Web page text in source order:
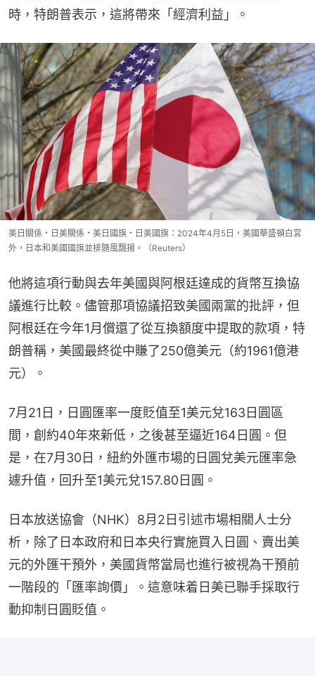
時，特朗普表示，這將帶來「經濟利益」。
美日關係・日美關係・美日國旗・日美國旗：2024年4月5日，美國華盛頓白宮
外，日本和美國國旗並排隨風飄揚。（Reuters）
他將這項行動與去年美國與阿根廷達成的貨幣互換協
議進行比較。儘管那項協議招致美國兩黨的批評，但
阿根廷在今年1月償還了從互換額度中提取的款項，特
朗普稱，美國最終從中賺了250億美元（約1961億港
元）。
7月21日，日圓匯率一度貶值至1美元兌163日圓區
間，創約40年來新低，之後甚至逼近164日圓。但
是，在7月30日，紐約外匯市場的日圓兌美元匯率急
遽升值，回升至1美元兌157.80日圓。
日本放送協會（NHK）8月2日引述市場相關人士分
析，除了日本政府和日本央行實施買入日圓、賣出美
元的外匯干預外，美國貨幣當局也進行被視為干預前
一階段的「匯率詢價」。這意味着日美已聯手採取行
動抑制日圓貶值。